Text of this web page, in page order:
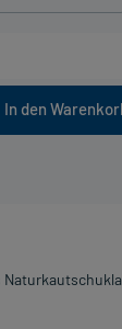
In den